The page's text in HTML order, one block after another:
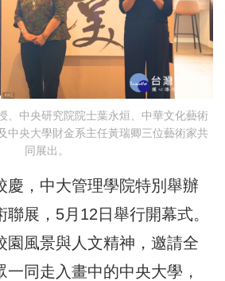
、中央研究院院士葉永烜、中華文化藝術
中央大學財金系主任黃瑞卿三位藝術家共
同展出。
慶，中大管理學院特別舉辦
聯展，5月12日舉行開幕式。
園風景與人文精神，邀請全
同走入畫中的中央大學，